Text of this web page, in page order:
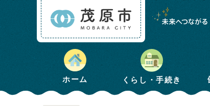
ホーム くらし・手続き